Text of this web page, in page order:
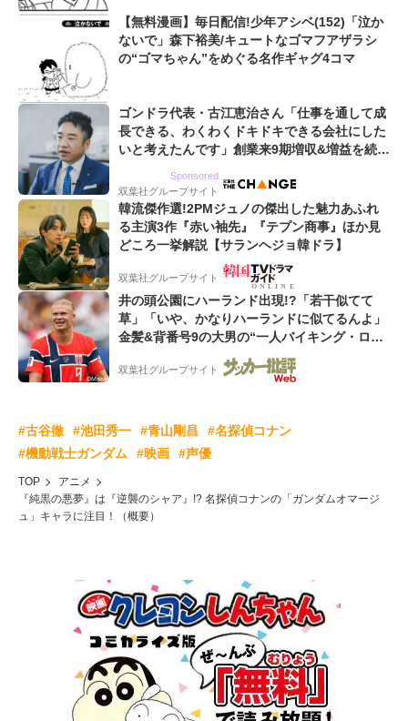
【無料漫画】毎日配信!少年アシベ(152)「泣か
ないで」森下裕美/キュートなゴマフアザラシ
の“ゴマちゃん”をめぐる名作ギャグ4コマ
ゴンドラ代表・古江恵治さん「仕事を通して成
長できる、わくわくドキドキできる会社にした
いと考えたんです」創業来9期増収&増益を続け
Sponsored
双葉社グループサイト
韓流傑作選!2PMジュノの傑出した魅力あふれ
る主演3作『赤い袖先』『テプン商事』ほか見
どころ一挙解説【サランヘジョ韓ドラ】
双葉社グループサイト
井の頭公園にハーランド出現!?「若干似てて
草」「いや、かなりハーランドに似てるんよ」
金髪&背番号9の大男の“一人バイキング・ロ
ー”映像が話題!「元気をもらった」
双葉社グループサイト
#古谷徹 #池田秀一 #青山剛昌
#名探偵コナン
#機動戦士ガンダム
#映画 #声優
TOP
アニメ
『純黒の悪夢』は『逆襲のシャア』!? 名探偵コナンの「ガンダムオマージ
ュ」キャラに注目！（概要）